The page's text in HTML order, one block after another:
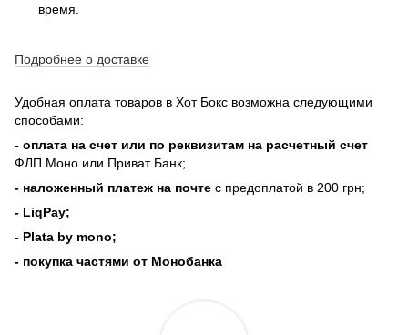
время.
Подробнее о доставке
Удобная оплата товаров в Хот Бокс возможна следующими
способами:
- оплата на счет или по реквизитам на расчетный счет
ФЛП Моно или Приват Банк;
- наложенный платеж на почте с предоплатой в 200 грн;
- LiqPay;
- Plata by mono;
- покупка частями от Монобанка